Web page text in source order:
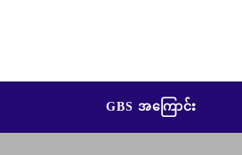
GBS အကြောင်း